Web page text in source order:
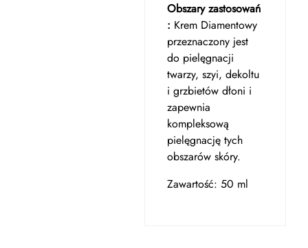
Obszary zastosowań
: Krem Diamentowy
przeznaczony jest
do pielęgnacji
twarzy, szyi, dekoltu
i grzbietów dłoni i
zapewnia
kompleksową
pielęgnację tych
obszarów skóry.
Zawartość: 50 ml